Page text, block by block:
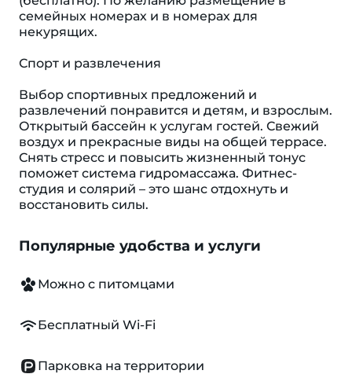
семейных номерах и в номерах для
некурящих.
Спорт и развлечения
Выбор спортивных предложений и
развлечений понравится и детям, и взрослым.
Открытый бассейн к услугам гостей. Свежий
воздух и прекрасные виды на общей террасе.
Снять стресс и повысить жизненный тонус
поможет система гидромассажа. Фитнес-
студия и солярий – это шанс отдохнуть и
восстановить силы.
Популярные удобства и услуги
Можно с питомцами
Бесплатный Wi-Fi
Парковка на территории